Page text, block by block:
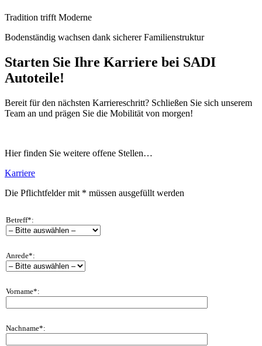
Tradition trifft Moderne
Bodenständig wachsen dank sicherer Familienstruktur
Starten Sie Ihre Karriere bei SADI
Autoteile!
Bereit für den nächsten Karriereschritt? Schließen Sie sich unserem
Team an und prägen Sie die Mobilität von morgen!
Hier finden Sie weitere offene Stellen…
Karriere
Die Pflichtfelder mit * müssen ausgefüllt werden
Betreff*:
Anrede*:
Vorname*:
Nachname*: